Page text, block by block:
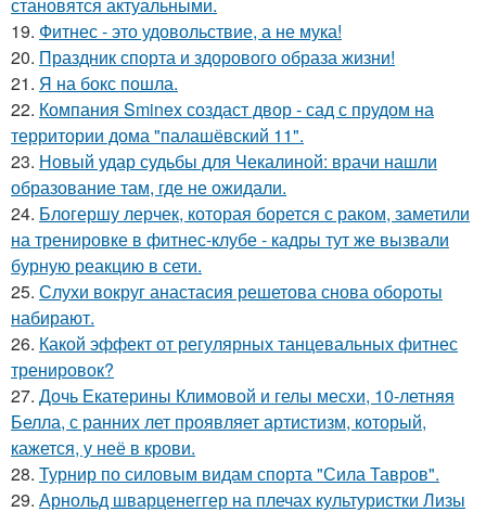
становятся актуальными.
19. Фитнес - это удовольствие, а не мука!
20. Праздник спорта и здорового образа жизни!
21. Я на бокс пошла.
22. Компания Sminex создаст двор - сад с прудом на
территории дома "палашёвский 11".
23. Новый удар судьбы для Чекалиной: врачи нашли
образование там, где не ожидали.
24. Блогершу лерчек, которая борется с раком, заметили
на тренировке в фитнес-клубе - кадры тут же вызвали
бурную реакцию в сети.
25. Слухи вокруг анастасия решетова снова обороты
набирают.
26. Какой эффект от регулярных танцевальных фитнес
тренировок?
27. Дочь Екатерины Климовой и гелы месхи, 10-летняя
Белла, с ранних лет проявляет артистизм, который,
кажется, у неё в крови.
28. Турнир по силовым видам спорта "Сила Тавров".
29. Арнольд шварценеггер на плечах культуристки Лизы